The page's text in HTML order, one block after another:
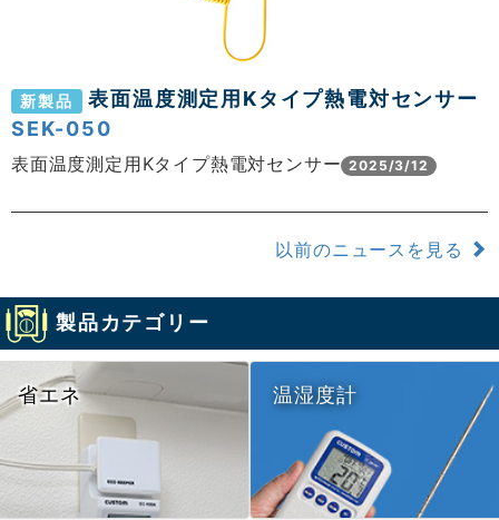
新製品 表面温度測定用Kタイプ熱電対センサー
SEK-050
表面温度測定用Kタイプ熱電対センサー 2025/3/12
以前のニュースを見る
製品カテゴリー
省エネ 温湿度計